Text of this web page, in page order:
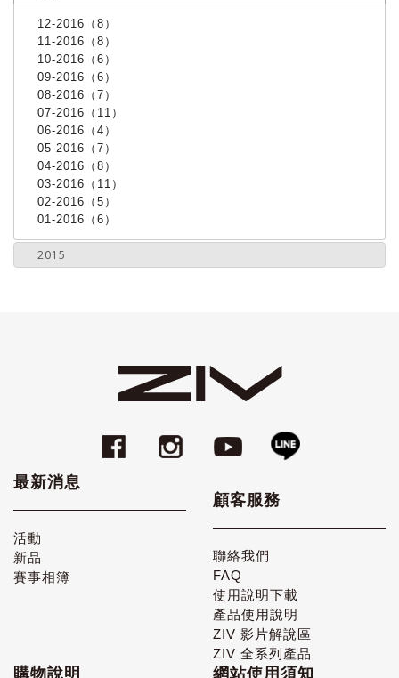
12-2016（8）
11-2016（8）
10-2016（6）
09-2016（6）
08-2016（7）
07-2016（11）
06-2016（4）
05-2016（7）
04-2016（8）
03-2016（11）
02-2016（5）
01-2016（6）
2015
最新消息
活動
新品
賽事相簿
顧客服務
聯絡我們
FAQ
使用說明下載
產品使用說明
ZIV 影片解說區
ZIV 全系列產品
購物說明 網站使用須知